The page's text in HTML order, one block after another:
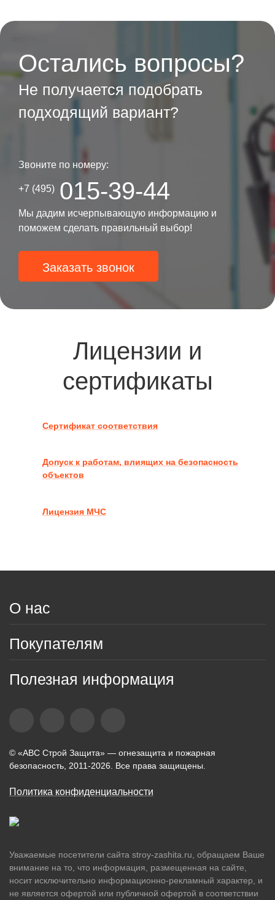
Остались вопросы?
Не получается подобрать
подходящий вариант?
Звоните по номеру:
+7 (495) 015-39-44
Мы дадим исчерпывающую информацию и
поможем сделать правильный выбор!
Заказать звонок
Лицензии и
сертификаты
Сертификат соответствия
Допуск к работам, влиящих на безопасность
объектов
Лицензия МЧС
О нас
Покупателям
Полезная информация
© «АВС Строй Защита» — огнезащита и пожарная
безопасность, 2011-2026. Все права защищены.
Политика конфиденциальности
Уважаемые посетители сайта stroy-zashita.ru, обращаем Ваше
внимание на то, что информация, размещенная на сайте,
носит исключительно информационно-рекламный характер, и
не является офертой или публичной офертой в соответствии